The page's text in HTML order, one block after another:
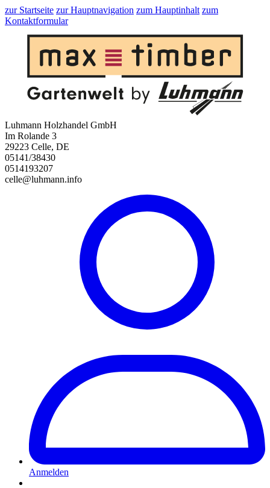
zur Startseite zur Hauptnavigation zum Hauptinhalt zum
Kontaktformular
Luhmann Holzhandel GmbH
Im Rolande 3
29223 Celle, DE
05141/38430
0514193207
celle@luhmann.info
Anmelden